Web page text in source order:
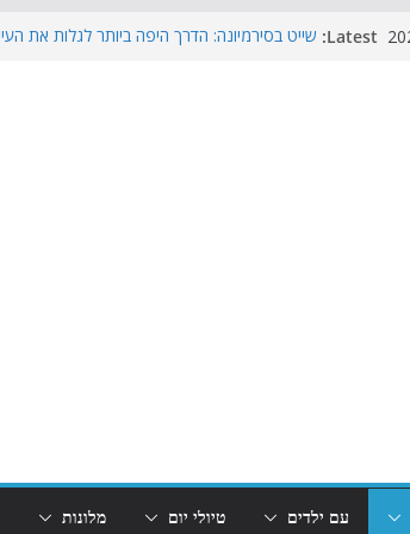
Latest: שייט בסירמיונה: הדרך היפה ביותר לגלות את
עם ילדים טיולי יום מלונות